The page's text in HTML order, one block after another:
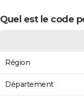
Quel est le code
Région
Département